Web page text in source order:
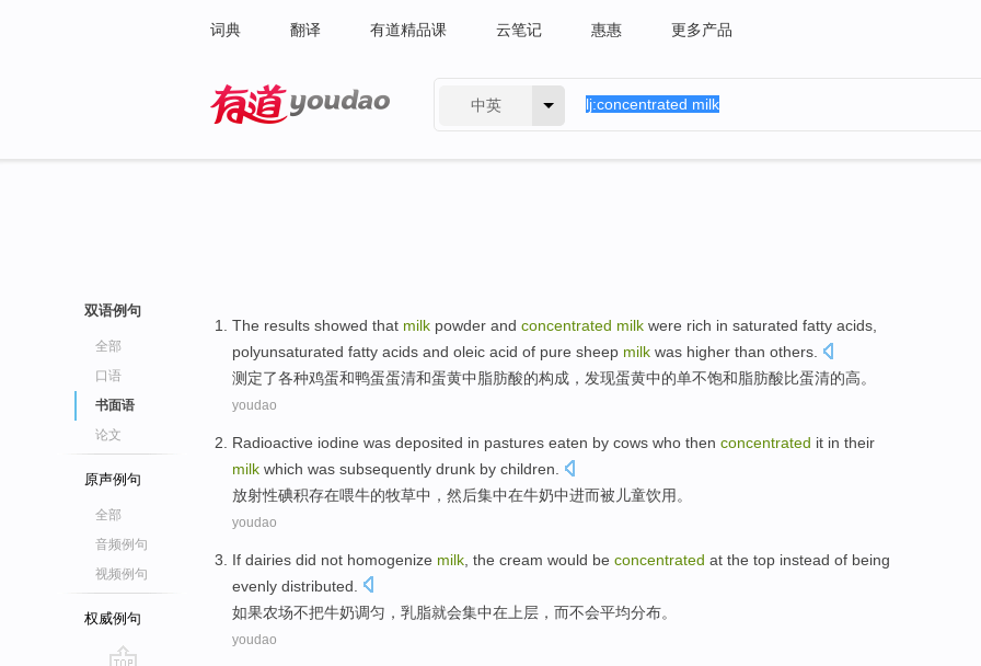
词典 翻译 有道精品课 云笔记 惠惠 更多产品
中英
双语例句
全部
口语
书面语
论文
原声例句
全部
音频例句
视频例句
权威例句
The results showed that milk powder and concentrated milk were rich in saturated fatty acids,
polyunsaturated fatty acids and oleic acid of pure sheep milk was higher than others.
测定了各种鸡蛋和鸭蛋蛋清和蛋黄中 脂肪酸的构成， 发现蛋黄中的单不饱和脂肪酸比蛋清的高。
youdao
Radioactive iodine was deposited in pastures eaten by cows who then concentrated it in their
milk which was subsequently drunk by children
放射性碘积存在喂牛的牧草中， 然后集中在牛奶中进而被 儿童饮用 。
youdao
If dairies did not homogenize milk the cream would be concentrated at the top instead of being
evenly distributed
如果农场不把牛奶调匀 ， 乳脂就会集中在 上层 ， 而不会平均分布。
youdao